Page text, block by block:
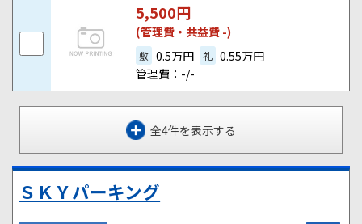
5,500円
(管理費・共益費 -)
敷 0.5万円 礼 0.55万円
管理費：-/-
全4件を表示する
ＳＫＹパーキング